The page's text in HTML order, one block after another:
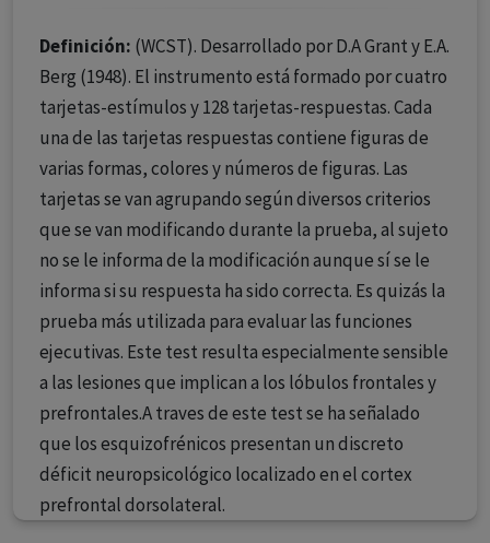
Definición: (WCST). Desarrollado por D.A Grant y E.A.
Berg (1948). El instrumento está formado por cuatro
tarjetas-estímulos y 128 tarjetas-respuestas. Cada
una de las tarjetas respuestas contiene figuras de
varias formas, colores y números de figuras. Las
tarjetas se van agrupando según diversos criterios
que se van modificando durante la prueba, al sujeto
no se le informa de la modificación aunque sí se le
informa si su respuesta ha sido correcta. Es quizás la
prueba más utilizada para evaluar las funciones
ejecutivas. Este test resulta especialmente sensible
a las lesiones que implican a los lóbulos frontales y
prefrontales.A traves de este test se ha señalado
que los esquizofrénicos presentan un discreto
déficit neuropsicológico localizado en el cortex
prefrontal dorsolateral.